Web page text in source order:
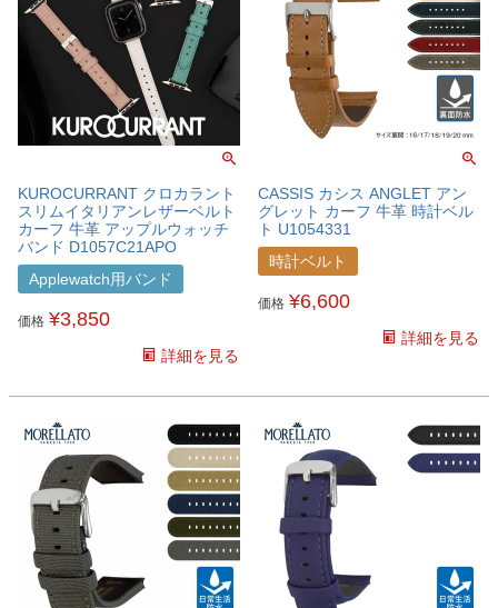
KUROCURRANT クロカラント
スリムイタリアンレザーベルト
カーフ 牛革 アップルウォッチ
バンド D1057C21APO
Applewatch用バンド
価格 ¥3,850
詳細を見る
CASSIS カシス ANGLET アン
グレット カーフ 牛革 時計ベル
ト U1054331
時計ベルト
価格 ¥6,600
詳細を見る